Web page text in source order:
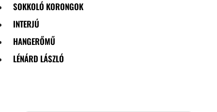
SOKKOLÓ KORONGOK
INTERJÚ
HANGERŐMŰ
LÉNÁRD LÁSZLÓ